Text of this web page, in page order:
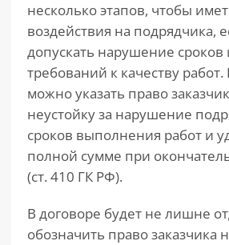
несколько этапов, чтобы
воздействия на подрядчика,
допускать нарушение сроков
требований к качеству работ.
можно указать право
неустойку за нарушение
сроков выполнения работ и
полной сумме при
(ст. 410 ГК РФ).
В договоре будет не лишне
обозначить право заказчика